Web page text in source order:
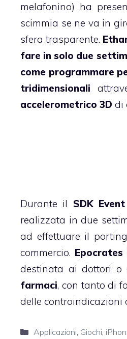
melafonino) ha
scimmia se ne va in
sfera trasparente.
fare in solo due
come programmare
tridimensionali
accelerometrico 3D di
Durante il SDK Event
realizzata in due
ad effettuare il
commercio. Epocrates
destinata ai dottori o
farmaci, con tanto di
delle controindicazioni
Categorie
Applicazioni, Giochi,